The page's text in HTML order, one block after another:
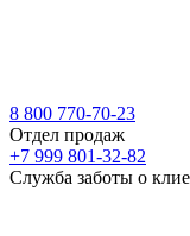
8 800 770-70-23
Отдел продаж
+7 999 801-32-82
Служба заботы о